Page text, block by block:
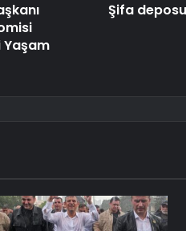
Yaşam
Şifa